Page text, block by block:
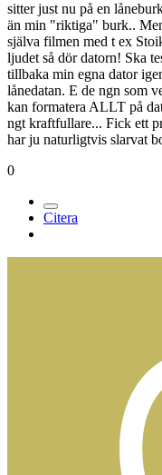
sitter just nu på en
än min "riktiga" burk..
själva filmen med t ex
ljudet så dör datorn! Ska
tillbaka min egna dator
lånedatan. E de ngn som
kan formatera ALLT på
ngt kraftfullare... Fick ett
har ju naturligtvis slarvat
0
Citera